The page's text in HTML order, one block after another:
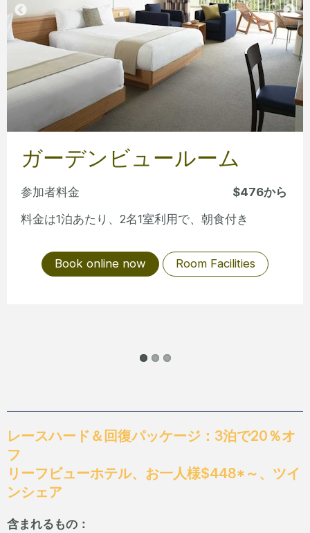
コーラルシービュールーム
参加者料金
$502から
料金は1泊あたり、2名1室利用で、朝食付き
Book online now Room Facilities
レースハード＆回復パッケージ：3泊で20％オ
フ
リーフビューホテル、お一人様$448*～、ツイ
ンシェア
含まれるもの：